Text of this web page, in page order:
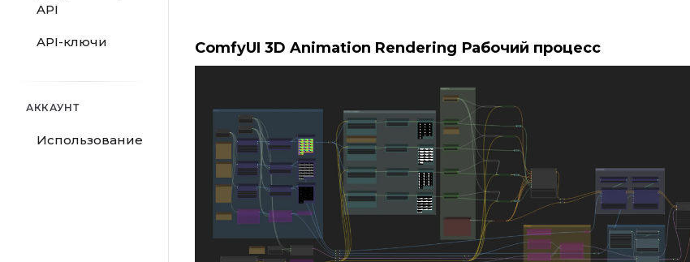
API
API-ключи
АККАУНТ
Использование
ComfyUI 3D Animation Rendering Рабочий процесс